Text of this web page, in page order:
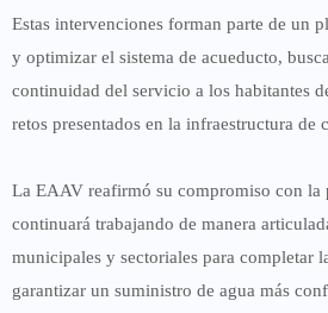
Estas intervenciones forman parte de un
y optimizar el sistema de acueducto,
continuidad del servicio a los habitantes
retos presentados en la infraestructura de
La EAAV reafirmó su compromiso con la
continuará trabajando de manera
municipales y sectoriales para completar
garantizar un suministro de agua más